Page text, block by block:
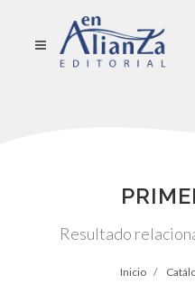
Resultado
Inicio